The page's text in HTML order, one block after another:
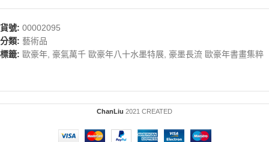
貨號: 00002095
分類: 藝術品
標籤: 歐豪年, 豪氣萬千 歐豪年八十水墨特展, 豪墨長流 歐豪年書畫集粹
ChanLiu 2021 CREATED